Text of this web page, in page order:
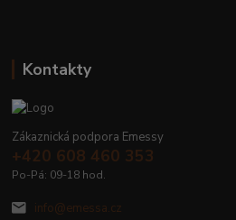
Kontakty
Zákaznická podpora Emessy
+420 608 460 353
Po-Pá: 09-18 hod.
info@emessa.cz